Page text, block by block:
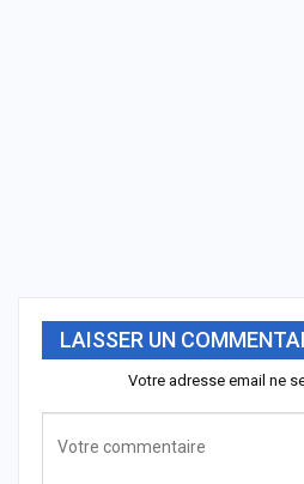
LAISSER UN
Votre adresse email ne